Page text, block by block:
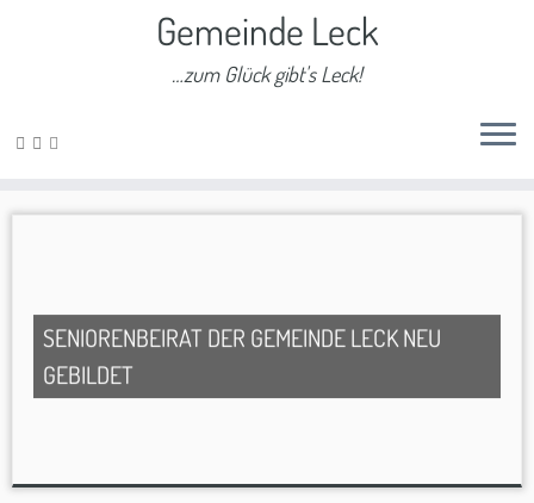
Gemeinde Leck
…zum Glück gibt's Leck!
SENIORENBEIRAT DER GEMEINDE LECK NEU
GEBILDET